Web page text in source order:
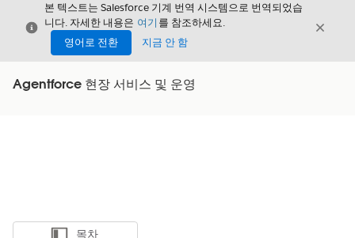
닫기
본 텍스트는 Salesforce 기계 번역 시스템으로 번역되었습
니다. 자세한 내용은 여기 를 참조하세요.
영어로 전환
지금 안 함
닫기
Agentforce 현장 서비스 및 운영
목차